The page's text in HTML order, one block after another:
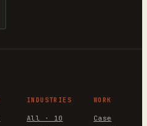
INDUSTRIES
All · 10
WORK
Case